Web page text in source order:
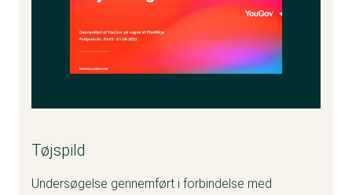
Tøjspild
Undersøgelse gennemført i forbindelse med